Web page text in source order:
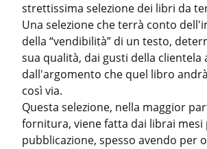
strettissima selezione dei libri da
Una selezione che terrà conto
della “vendibilità” di un testo,
sua qualità, dai gusti della clientela
dall'argomento che quel libro
così via.
Questa selezione, nella maggior
fornitura, viene fatta dai librai mesi
pubblicazione, spesso avendo per